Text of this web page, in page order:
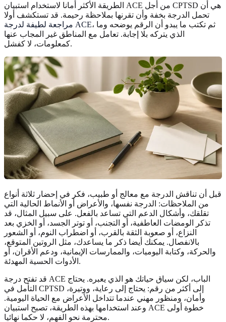
الطريقة الأكثر أمانا لاستخدام استبيان ACE من أجل CPTSD هي أن
تحمل الدرجة بخفة وأن تقرنها بملاحظة رحيمة. قد تستكشف أولا
مراجعة لطيفة لدرجة ACE، ثم تكتب ما يبدو أن الرقم يوضحه وما
الذي يتركه بلا إجابة. تعامل مع المناطق غير المجاب عنها
كمعلومات، لا كفشل.
قبل أن تناقش الدرجة مع معالج أو طبيب، فكر في إحضار ثلاثة أنواع
من الملاحظات: الدرجة نفسها، والأعراض أو الأنماط الحالية التي
تقلقك، وأشكال الدعم التي تساعد بالفعل. على سبيل المثال، قد
تذكر الومضات العاطفية، أو التجنب، أو توتر الجسد، أو الخزي بعد
النزاع، أو صعوبة الثقة بالقرب، أو اضطراب النوم، أو الشعور
بالانفصال. يمكنك أيضا ذكر ما يساعدك، مثل الروتين المتوقع،
والحركة، وكتابة اليوميات، والممارسات الإيمانية، ودعم الأقران، أو
الأدوات الحسية المهدئة.
قد تفتح درجة ACE الباب، لكن سياق حياتك هو الذي يعبره. يحتاج
التأمل في CPTSD إلى أكثر من رقم: يحتاج إلى رعاية، ووتيرة،
وأمان، ومنظور مهني عندما تتداخل الأعراض مع الحياة اليومية.
وعند استخدامها بهذه الطريقة، تصبح استبيان ACE خطوة أولى
محترمة نحو الفهم، لا حكما نهائيا.